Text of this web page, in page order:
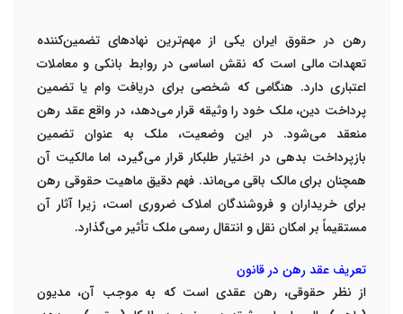
رهن در حقوق ایران یکی از مهم‌ترین نهادهای تضمین‌کننده
تعهدات مالی است که نقش اساسی در روابط بانکی و معاملات
اعتباری دارد. هنگامی که شخصی برای دریافت وام یا تضمین
پرداخت دین، ملک خود را وثیقه قرار می‌دهد، در واقع عقد رهن
منعقد می‌شود. در این وضعیت، ملک به عنوان تضمین
بازپرداخت بدهی در اختیار طلبکار قرار می‌گیرد، اما مالکیت آن
همچنان برای مالک باقی می‌ماند. فهم دقیق ماهیت حقوقی رهن
برای خریداران و فروشندگان املاک ضروری است، زیرا آثار آن
مستقیماً بر امکان نقل و انتقال رسمی ملک تأثیر می‌گذارد.
تعریف عقد رهن در قانون
از نظر حقوقی، رهن عقدی است که به موجب آن، مدیون